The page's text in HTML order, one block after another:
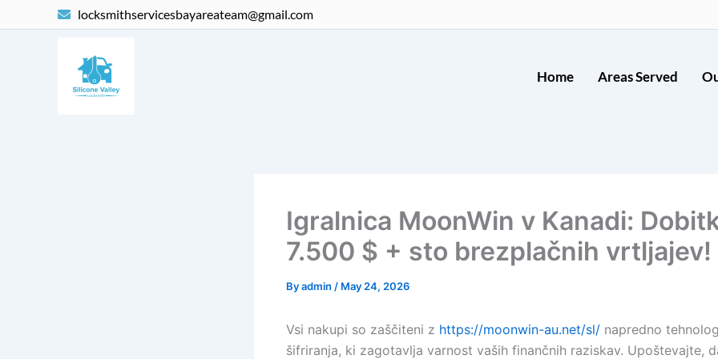
to
locksmithservicesbayareateam@gmail.com
Home Areas Served
Igralnica MoonWin v Kanadi:
7.500 $ + sto brezplačnih vrtljajev!
Byadmin / May 24, 2026
Vsi nakupi so zaščiteni z https://moonwin-au.net/sl/ napredno
šifriranja, ki zagotavlja varnost vaših finančnih raziskav. Upoštevajte,